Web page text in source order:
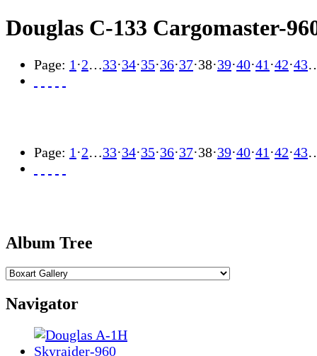
Douglas C-133 Cargomaster-
Page: 1 ·2…33·34·35·36·37·38·39·40·41 ·42·43
Page: 1 ·2…33·34·35·36·37·38·39·40·41 ·42·43
Album Tree
Navigator